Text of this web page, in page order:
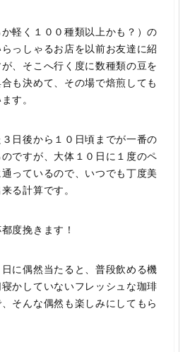
軽く１００種類以上かも？）の
っしゃるお店を以前お友達に紹
、そこへ行く度に数種類の豆を
も決めて、その場で焙煎しても
す。
日後から１０日頃までが一番の
ですが、大体１０日に１度のペ
っているので、いつでも丁度美
る計算です。
度挽きます！
に偶然当たると、普段飲める機
かしていないフレッシュな珈琲
そんな偶然も楽しみにしてもら